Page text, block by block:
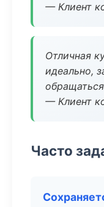
— Клиент
Отличная
идеально,
— Клиент
Часто